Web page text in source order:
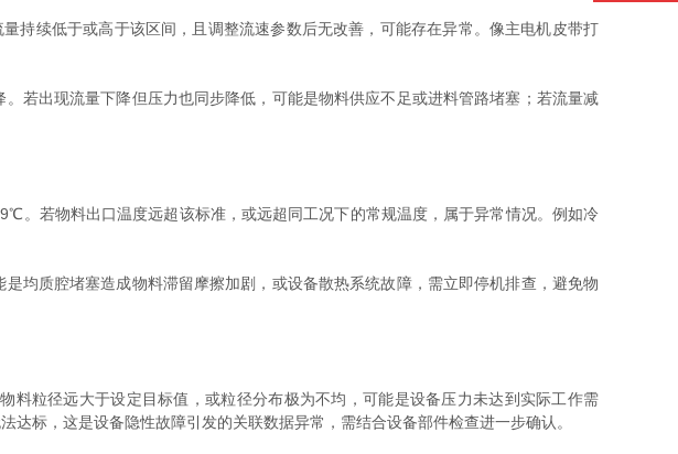
持续低于或高于该区间，且调整流速参数后无改善，可能存在异常。像主电机皮带打
若出现流量下降但压力也同步降低，可能是物料供应不足或进料管路堵塞；若流量减
。若物料出口温度远超该标准，或远超同工况下的常规温度，属于异常情况。例如冷
均质腔堵塞造成物料滞留摩擦加剧，或设备散热系统故障，需立即停机排查，避免物
粒径远大于设定目标值，或粒径分布极为不均，可能是设备压力未达到实际工作需
标，这是设备隐性故障引发的关联数据异常，需结合设备部件检查进一步确认。